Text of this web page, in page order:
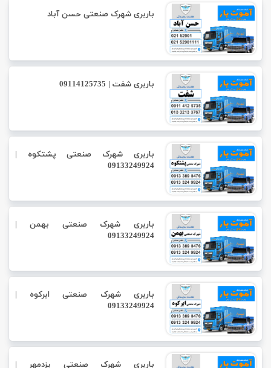
باربری شهرک صنعتی حسن آباد
باربری شفت | 09114125735
باربری شهرک صنعتی پشتکوه |
09133249924
باربری شهرک صنعتی بهمن |
09133249924
باربری شهرک صنعتی ابرکوه |
09133249924
باربری شهرک صنعتی یزدمهر |